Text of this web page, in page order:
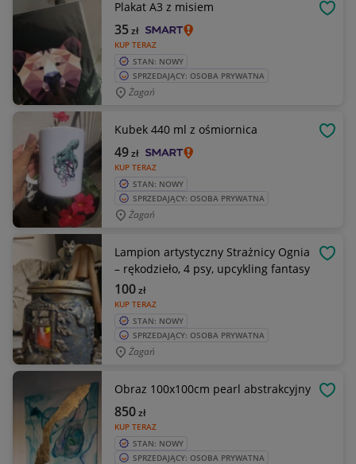
Plakat A3 z misiem
KUP TERAZ
35zł
STAN: NOWY
SPRZEDAJĄCY: OSOBA PRYWATNA
Żagań
Kubek 440 ml z ośmiornica
KUP TERAZ
49zł
STAN: NOWY
SPRZEDAJĄCY: OSOBA PRYWATNA
Żagań
Lampion artystyczny Strażnicy Ognia
– rękodzieło, 4 psy, upcykling fantasy
KUP TERAZ
100zł
STAN: NOWY
SPRZEDAJĄCY: OSOBA PRYWATNA
Żagań
Obraz 100x100cm pearl abstrakcyjny
KUP TERAZ
850zł
STAN: NOWY
SPRZEDAJĄCY: OSOBA PRYWATNA